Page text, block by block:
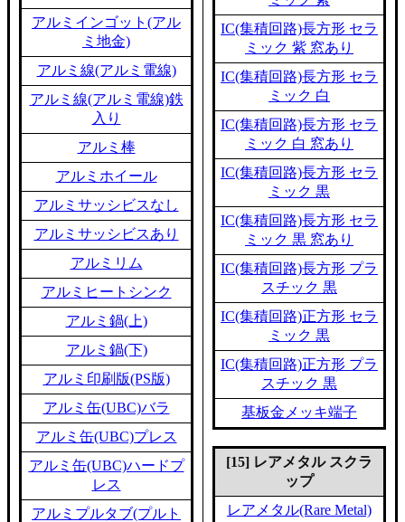
アルミインゴット(アル
ミ地金)
アルミ線(アルミ電線)
アルミ線(アルミ電線)鉄
入り
アルミ棒
アルミホイール
アルミサッシビスなし
アルミサッシビスあり
アルミリム
アルミヒートシンク
アルミ鍋(上)
アルミ鍋(下)
アルミ印刷版(PS版)
アルミ缶(UBC)バラ
アルミ缶(UBC)プレス
アルミ缶(UBC)ハードプ
レス
アルミプルタブ(プルト
IC(集積回路)長方形 セラ
ミック 紫 窓あり
IC(集積回路)長方形 セラ
ミック 白
IC(集積回路)長方形 セラ
ミック 白 窓あり
IC(集積回路)長方形 セラ
ミック 黒
IC(集積回路)長方形 セラ
ミック 黒 窓あり
IC(集積回路)長方形 プラ
スチック 黒
IC(集積回路)正方形 セラ
ミック 黒
IC(集積回路)正方形 プラ
スチック 黒
基板金メッキ端子
[15] レアメタル スクラ
ップ
レアメタル(Rare Metal)